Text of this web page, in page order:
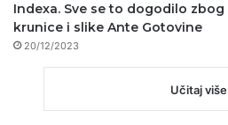
Indexa. Sve se to dogodilo zbog
krunice i slike Ante Gotovine
20/12/2023
Učitaj više